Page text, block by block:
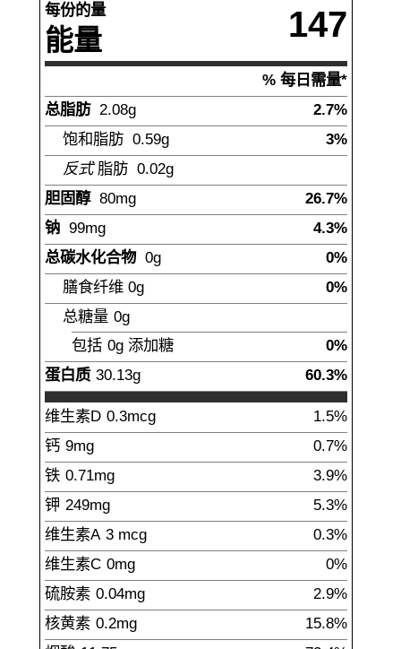
每份的量
能量 147
% 每日需量*
总脂肪 2.08g
2.7%
饱和脂肪 0.59g
3%
反式脂肪 0.02g
胆固醇 80mg
26.7%
钠 99mg
4.3%
总碳水化合物 0g
0%
膳食纤维 0g
0%
总糖量 0g
包括 0g 添加糖
0%
蛋白质 30.13g 60.3%
维生素D 0.3mcg
1.5%
钙 9mg
0.7%
铁 0.71mg
3.9%
钾 249mg
5.3%
维生素A 3 mcg
0.3%
维生素C 0mg
0%
硫胺素 0.04mg
2.9%
核黄素 0.2mg
15.8%